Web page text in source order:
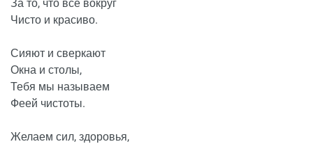
За то, что все вокруг
Чисто и красиво.
Сияют и сверкают
Окна и столы,
Тебя мы называем
Феей чистоты.
Желаем сил, здоровья,